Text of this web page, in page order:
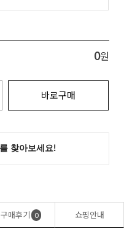
0원
바로구매
구매후기 0 쇼핑안내